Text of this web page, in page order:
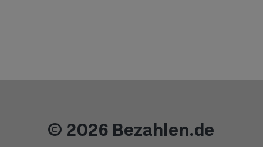
© 2026 Bezahlen.de